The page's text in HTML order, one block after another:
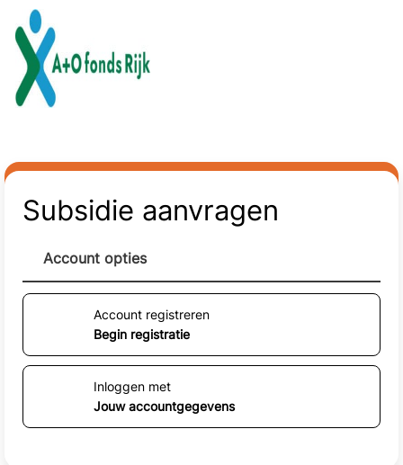
Naar hoofdinhoud
Subsidie aanvragen
Account opties
Account registreren
Begin registratie
Inloggen met
Jouw accountgegevens